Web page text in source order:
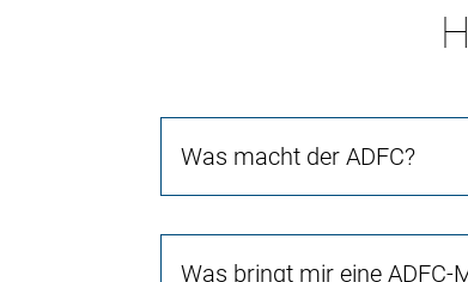
Was macht der ADFC?
Was bringt mir eine ADFC-